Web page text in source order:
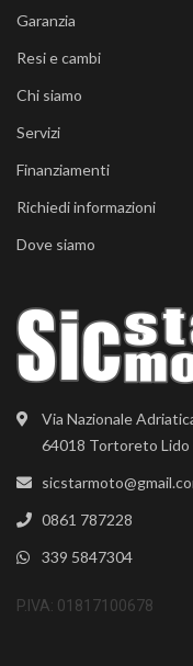
Via Nazionale
64018 Tortoreto Lido
0861 787228
339 5847304
P.IVA: 01817100678
Garanzia
Resi e cambi
Chi siamo
Servizi
Finanziamenti
Richiedi informazioni
Dove siamo